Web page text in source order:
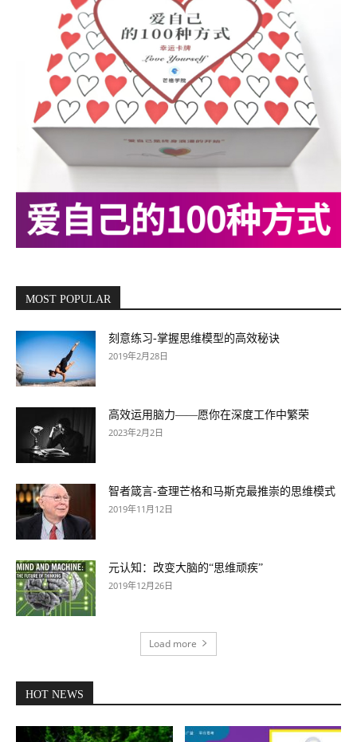
MOST POPULAR
刻意练习-掌握思维模型的高效秘诀
2019年2月28日
高效运用脑力——愿你在深度工作中繁荣
2023年2月2日
智者箴言-查理芒格和马斯克最推崇的思维模式
2019年11月12日
元认知：改变大脑的“思维顽疾”
2019年12月26日
Load more
HOT NEWS